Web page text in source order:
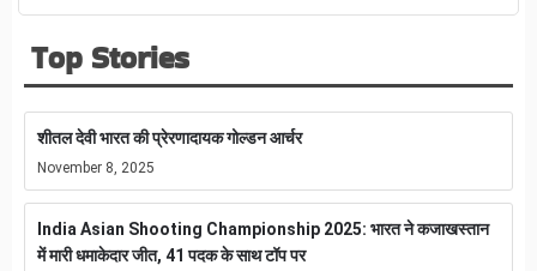
Top Stories
शीतल देवी भारत की प्रेरणादायक गोल्डन आर्चर
November 8, 2025
India Asian Shooting Championship 2025: भारत ने कजाखस्तान
में मारी धमाकेदार जीत, 41 पदक के साथ टॉप पर